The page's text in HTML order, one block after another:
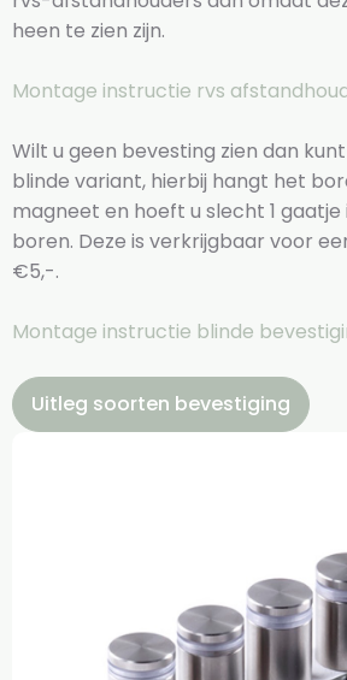
heen te zien zijn.
Montage instructie rvs
Wilt u geen bevesting zien dan
blinde variant, hierbij hangt het
magneet en hoeft u slecht 1 gaatje
boren. Deze is verkrijgbaar voor
€5,-.
Montage instructie blinde
Uitleg soorten bevestiging